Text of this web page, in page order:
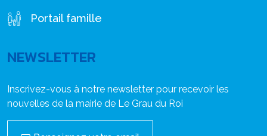
Portail famille
NEWSLETTER
Inscrivez-vous à notre newsletter pour recevoir les
nouvelles de la mairie de Le Grau du Roi